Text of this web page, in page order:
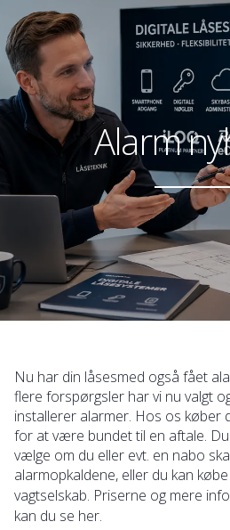
Alarm
Nu har din låsesmed også fået
flere forspørgsler har vi nu valgt
installerer alarmer. Hos os køber
for at være bundet til en aftale.
vælge om du eller evt. en nabo
alarmopkaldene, eller du kan
vagtselskab. Priserne og mere
kan du se her.